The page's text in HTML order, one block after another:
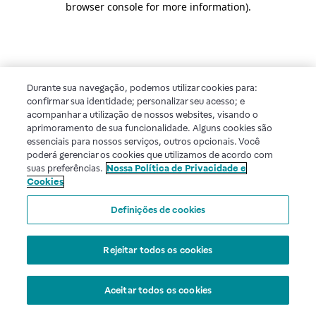
browser console for more information).
Durante sua navegação, podemos utilizar cookies para:
confirmar sua identidade; personalizar seu acesso; e
acompanhar a utilização de nossos websites, visando o
aprimoramento de sua funcionalidade. Alguns cookies são
essenciais para nossos serviços, outros opcionais. Você
poderá gerenciar os cookies que utilizamos de acordo com
suas preferências. Nossa Política de Privacidade e
Cookies
Definições de cookies
Rejeitar todos os cookies
Aceitar todos os cookies